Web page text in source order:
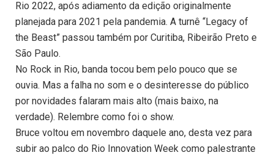
Rio 2022, após adiamento da edição originalmente
planejada para 2021 pela pandemia. A turnê “Legacy of
the Beast” passou também por Curitiba, Ribeirão Preto e
São Paulo.
No Rock in Rio, banda tocou bem pelo pouco que se
ouvia. Mas a falha no som e o desinteresse do público
por novidades falaram mais alto (mais baixo, na
verdade). Relembre como foi o show.
Bruce voltou em novembro daquele ano, desta vez para
subir ao palco do Rio Innovation Week como palestrante